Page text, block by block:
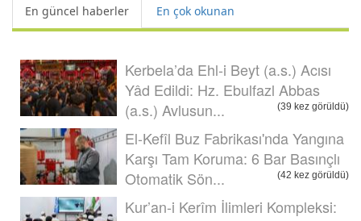
En güncel haberler En çok okunan
Kerbela’da Ehl-i Beyt (a.s.) Acısı
Yâd Edildi: Hz. Ebulfazl Abbas
(a.s.) Avlusun...
(39 kez görüldü)
El-Kefîl Buz Fabrikası'nda Yangına
Karşı Tam Koruma: 6 Bar Basınçlı
Otomatik Sön...
(42 kez görüldü)
Kur’an-i Kerîm İlimleri Kompleksi: